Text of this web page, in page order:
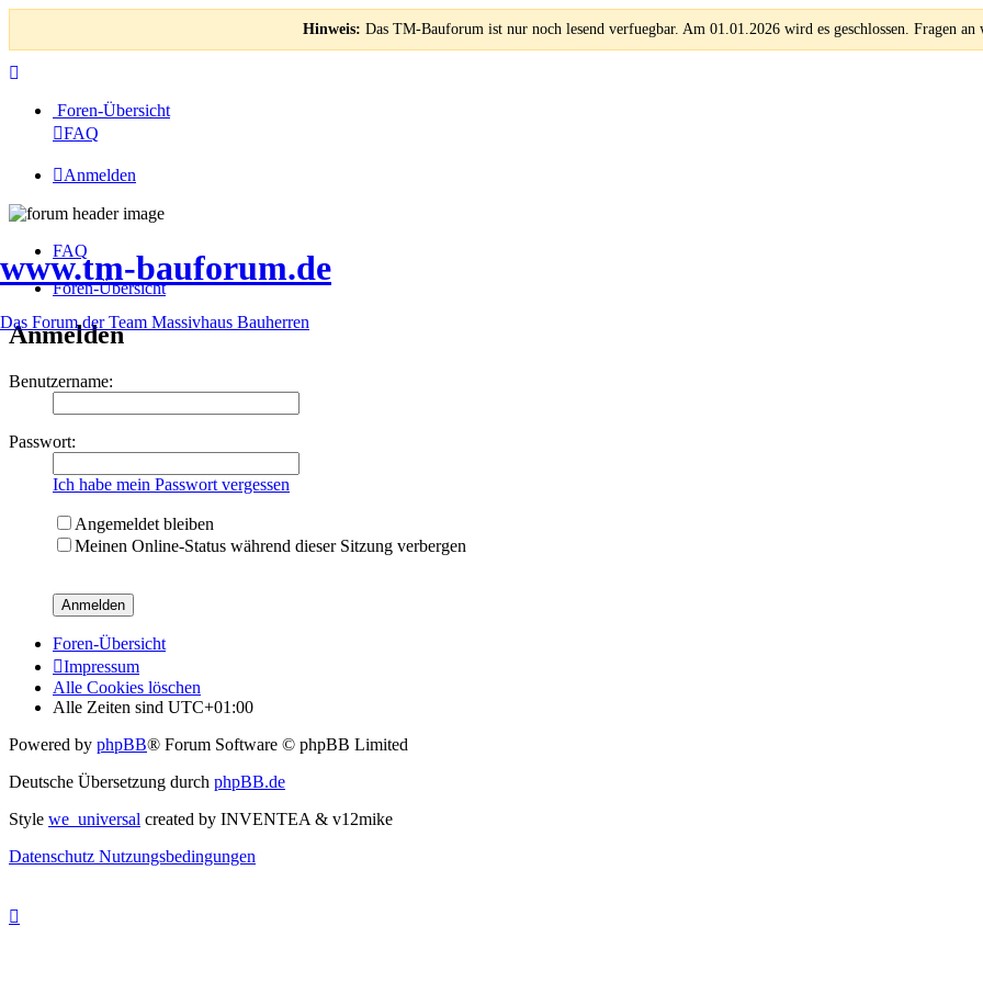
Hinweis: Das TM-Bauforum ist nur noch lesend verfuegbar. Am 01.01.2026 wird es geschlossen. Fragen
Foren-Übersicht
FAQ
Anmelden
www.tm-bauforum.de
Das Forum der Team Massivhaus Bauherren
FAQ
Foren-Übersicht
Anmelden
Benutzername:
Passwort:
Ich habe mein Passwort vergessen
Angemeldet bleiben
Meinen Online-Status während dieser Sitzung verbergen
Foren-Übersicht
Impressum
Alle Cookies löschen
Alle Zeiten sind UTC+01:00
Powered by phpBB® Forum Software © phpBB Limited
Deutsche Übersetzung durch phpBB.de
Style we_universal created by INVENTEA & v12mike
Datenschutz Nutzungsbedingungen